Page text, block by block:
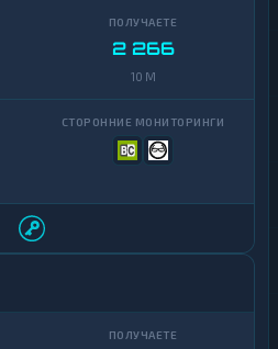
2 266
10 M